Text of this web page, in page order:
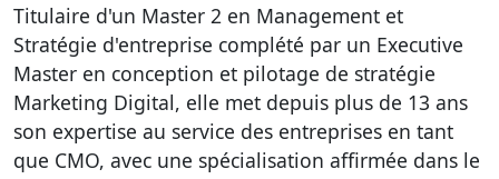
Titulaire d'un Master 2 en Management et
Stratégie d'entreprise complété par un Executive
Master en conception et pilotage de stratégie
Marketing Digital, elle met depuis plus de 13 ans
son expertise au service des entreprises en tant
que CMO, avec une spécialisation affirmée dans le